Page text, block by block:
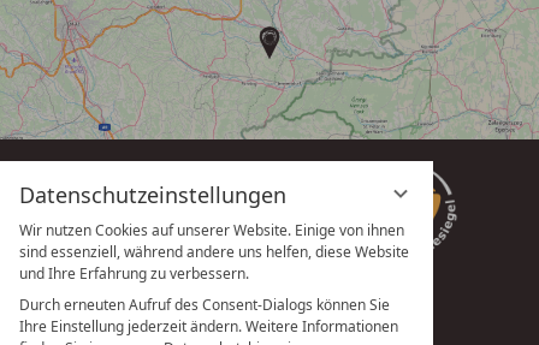
Datenschutzeinstellungen
Wir nutzen Cookies auf unserer Website. Einige von ihnen
sind essenziell, während andere uns helfen, diese Website
und Ihre Erfahrung zu verbessern.
Durch erneuten Aufruf des Consent-Dialogs können Sie
Ihre Einstellung jederzeit ändern. Weitere Informationen
vioma GmbH